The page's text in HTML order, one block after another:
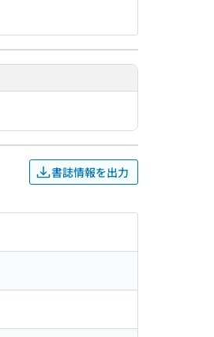
書誌情報を出力